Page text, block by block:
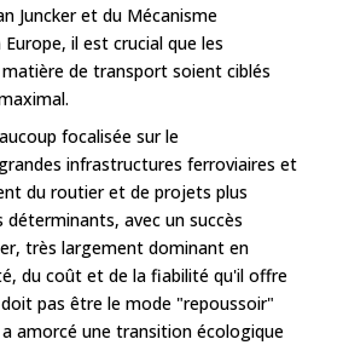
Juncker et du Mécanisme
il est crucial que les
de transport soient ciblés
focalisée sur le
infrastructures ferroviaires et
du routier et de projets plus
avec un succès
très largement dominant en
du coût et de la fiabilité qu'il offre
pas être le mode "repoussoir"
amorcé une transition écologique